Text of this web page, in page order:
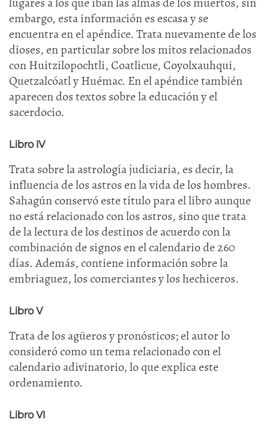
embargo, esta información es escasa y se
encuentra en el apéndice. Trata nuevamente de los
dioses, en particular sobre los mitos relacionados
con Huitzilopochtli, Coatlicue, Coyolxauhqui,
Quetzalcóatl y Huémac. En el apéndice también
aparecen dos textos sobre la educación y el
sacerdocio.
Libro IV
Trata sobre la astrología judiciaria, es decir, la
influencia de los astros en la vida de los hombres.
Sahagún conservó este título para el libro aunque
no está relacionado con los astros, sino que trata
de la lectura de los destinos de acuerdo con la
combinación de signos en el calendario de 260
días. Además, contiene información sobre la
embriaguez, los comerciantes y los hechiceros.
Libro V
Trata de los agüeros y pronósticos; el autor lo
consideró como un tema relacionado con el
calendario adivinatorio, lo que explica este
ordenamiento.
Libro VI